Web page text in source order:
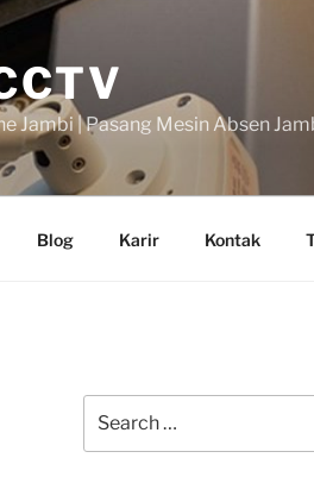
Jambi | Pasang Mesin Absen
Blog Karir Kontak
for: